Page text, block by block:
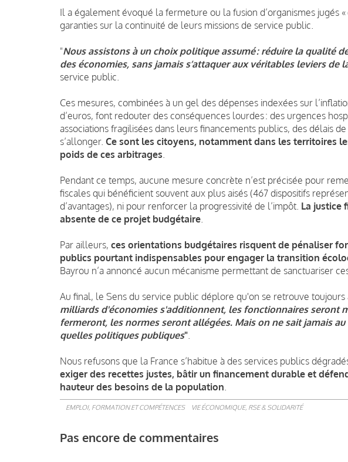
Il a également évoqué la fermeture ou la fusion d’organismes jugés
garanties sur la continuité de leurs missions de service public.
"Nous assistons à un choix politique assumé : réduire la qualité
des économies, sans jamais s’attaquer aux véritables leviers de
service public.
Ces mesures, combinées à un gel des dépenses indexées sur
d’euros, font redouter des conséquences lourdes : des urgences
associations fragilisées dans leurs financements publics, des délais
s’allonger. Ce sont les citoyens, notamment dans les territoires
poids de ces arbitrages
Pendant ce temps, aucune mesure concrète n’est précisée pour
fiscales qui bénéficient souvent aux plus aisés (467 dispositifs
d’avantages), ni pour renforcer la progressivité de l’impôt. La justice
absente de ce projet budgétaire
Par ailleurs, ces orientations budgétaires risquent de pénaliser
publics pourtant indispensables pour engager la transition
Bayrou n’a annoncé aucun mécanisme permettant de sanctuariser
Au final, le Sens du service public déplore qu'on se retrouve
milliards d'économies s'additionnent, les fonctionnaires seront
fermeront, les normes seront allégées. Mais on ne sait jamais
quelles politiques publiques"
Nous refusons que la France s’habitue à des services publics
exiger des recettes justes, bâtir un financement durable et
hauteur des besoins de la population
EMPLOI, FORMATION ET COMPÉTENCES VIE ÉCONOMIQUE, RSE & SOLIDARITÉ
Pas encore de commentaires